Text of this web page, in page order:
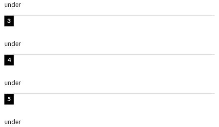
under
under
under
under